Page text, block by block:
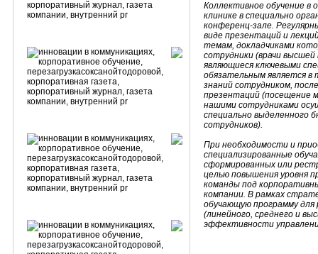
Коллективное обучение в
клинике в специально
конференц-зале.
виде презентаций и
темам, докладчиками
сотрудники (врачи
являющиеся ключевыми
обязательным является
знаний сотрудником,
презентаций (посещение
нашими сотрудниками
специально выделенного
сотрудников).
При необходимости и
специализированные
сформированных или
целью повышения уровня
команды под
компании. В рамках
обучающую программу для
(линейного, среднего и
эффективности